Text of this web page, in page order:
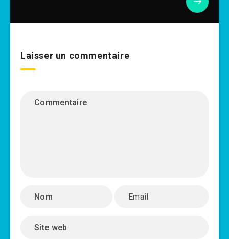
Laisser un commentaire